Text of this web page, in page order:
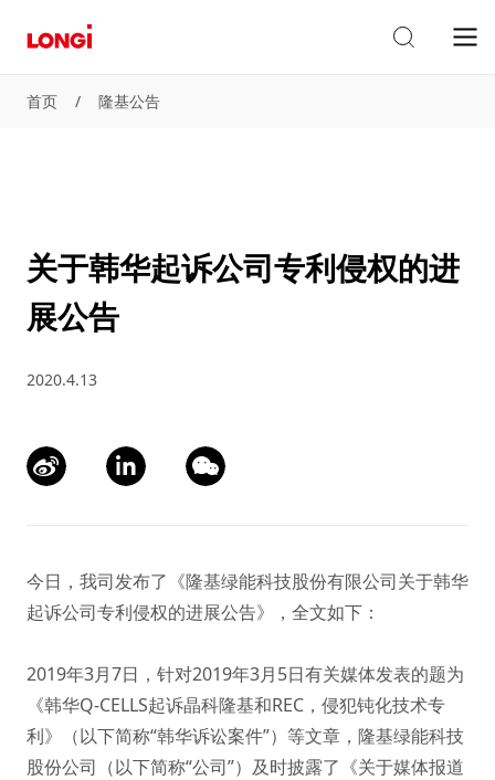
首页 / 隆基公告
关于韩华起诉公司专利侵权的进
展公告
2020.4.13
今日，我司发布了《隆基绿能科技股份有限公司关于韩华
起诉公司专利侵权的进展公告》，全文如下：
2019年3月7日，针对2019年3月5日有关媒体发表的题为
《韩华Q-CELLS起诉晶科隆基和REC，侵犯钝化技术专
利》（以下简称“韩华诉讼案件”）等文章，隆基绿能科技
股份公司（以下简称“公司”）及时披露了《关于媒体报道